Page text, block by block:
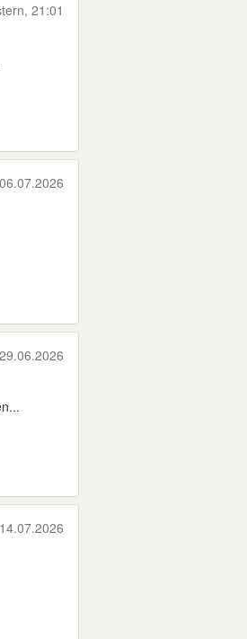
21:01
06.07.2026
29.06.2026
14.07.2026